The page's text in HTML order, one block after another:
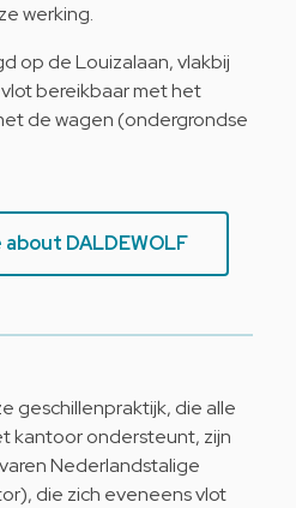
werking.
op de Louizalaan, vlakbij
bereikbaar met het
de wagen (ondergrondse
about DALDEWOLF
geschillenpraktijk, die alle
kantoor ondersteunt, zijn
Nederlandstalige
die zich eveneens vlot